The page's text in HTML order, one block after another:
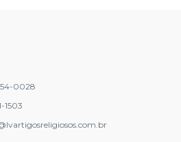
0028
1503